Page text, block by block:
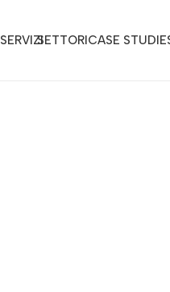
SERVIZISETTORICASE